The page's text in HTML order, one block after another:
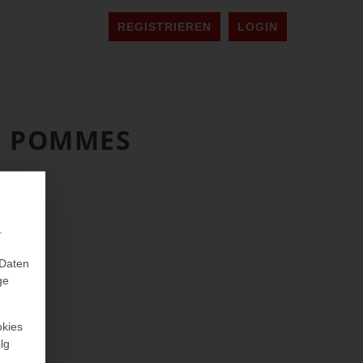
REGISTRIEREN LOGIN